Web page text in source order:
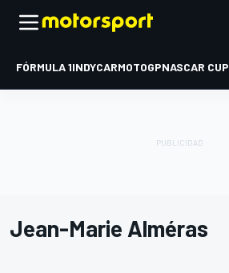
FÓRMULA 1INDYCARMOTOGPNASCAR CUP
Jean-Marie Alméras